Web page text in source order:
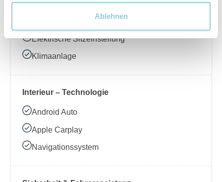
Ablehnen
Ambientebeleuchtung
Elektrische Sitzeinstellung
Klimaanlage
Interieur – Technologie
Android Auto
Apple Carplay
Navigationssystem